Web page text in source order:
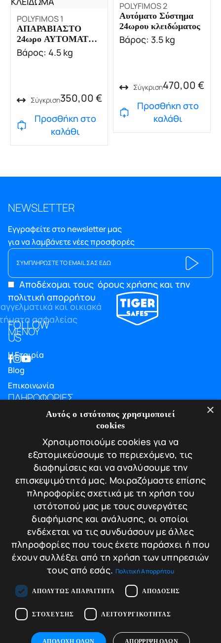
POLYFIMOS 1
ΑΠΑΡΑΒΙΑΣΤΟ
24ωρο ΑΥΤΟΜΑΤΟ
ΚΛΕΙΔΩΜΑ
Βάρος: 4.5 kg
Σύγκριση350,00€
Προσθήκη στο
καλάθι
POLYFIMOS 2
Αυτόματο Σύστημα
24ωρου κλειδώματος
Βάρος: 3.5 kg
Σύγκριση470,00€
Προσθήκη στο
καλάθι
NEWSLETTER
Εγγραφείτε στο newsletter μας
για να λαμβάνετε νέες προσφορές
Αποδέχομαι τους όρους χρήσης και την
πολιτική απορρήτου
FOLLOW
US
ΜΕΝΟΥ
Η Εταιρία
Blog
Επικοινωνία
ΠΛΗΡΟΦΟΡΙΕΣ
Πιστοποιήσεις
Πολιτική απορρήτου
Τρόποι πληρωμής
Πολιτική Επιστροφών / Ακυρώσεων
ΕΠΙΚΟΙΝΩΝΙΑ
Λεωφ. Κωνσταντίνου Καραμανλή 174
Τ.Κ. 542 48 - Θεσσαλονίκη
T.+30.2310.30.39.35T.+30.2310.220.221
E.info@tigersafes.gr
© 2025 TigerSafes. All Rights Reserved
×
Αυτός ο ιστότοπος χρησιμοποιεί
cookies
Χρησιμοποιούμε cookies για να
εξατομικεύσουμε το περιεχόμενο, τις
διαφημίσεις και να αναλύσουμε την
επισκεψιμότητά μας. Μοιραζόμαστε επίσης
πληροφορίες σχετικά με τη χρήση του
ιστότοπού μας με τους συνεργάτες
διαφήμισης και ανάλυσης, οι οποίοι
ενδέχεται να τις συνδυάσουν με άλλες
πληροφορίες που τους έχετε παράσχει ή που
έχουν συλλέξει από τη χρήση των υπηρεσιών
τους από εσάς. Πολιτική Απορρήτου
ΑΠΟΛΎΤΩΣ ΑΠΑΡΑΊΤΗΤΑ ΑΠΌΔΟΣΗΣ
ΣΤΌΧΕΥΣΗΣ ΛΕΙΤΟΥΡΓΙΚΌΤΗΤΑΣ
ΑΠΟΔΟΧΉ ΌΛΩΝ ΑΠΌΡΡΙΨΗ ΌΛΩΝ